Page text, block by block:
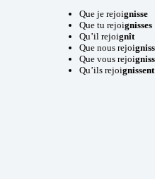
Que je rejoignisse
Que tu rejoignisses
Qu’il rejoignît
Que nous rejoi
Que vous rejoi
Qu’ils rejoignissent